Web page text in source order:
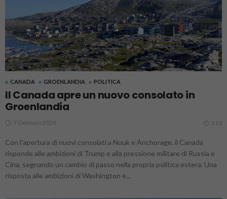
CANADA GROENLANDIA POLITICA
Il Canada apre un nuovo consolato in
Groenlandia
7 Gennaio 2026 310
Con l'apertura di nuovi consolati a Nuuk e Anchorage, il Canada
risponde alle ambizioni di Trump e alla pressione militare di Russia e
Cina, segnando un cambio di passo nella propria politica estera. Una
risposta alle ambizioni di Washington e...